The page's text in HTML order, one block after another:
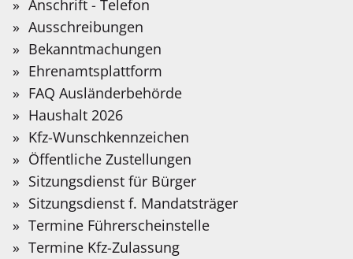
Abed Al Aal
Meldung
vom:
13.05.2026
Benachrichtigung des Kreises Coesfeld über
die Anordnung einer öffentlichen Zustellung
gem. § 10 LZG NRW an Herrn Dib Abed Al Aal
Ein Dokument des Kreises Coesfeld vom
13.05.2026, Aktenzeichen 133 60 50/99823, ist
zuzustellen an Herrn Dib Abed Al Aal , zuletzt
Auf der folgenden Seite stellen wir Informationen
in Deutscher Gebärdensprache bereit, die mit
Hilfe Künstlicher Intelligenz übersetzt wurden.
Gebärdensprache
Sie?
Bitte
Suchbegriff
eingeben.
Anschrift - Telefon
Ausschreibungen
Bekanntmachungen
Ehrenamtsplattform
FAQ Ausländerbehörde
Haushalt 2026
Kfz-Wunschkennzeichen
Öffentliche Zustellungen
Sitzungsdienst für Bürger
Sitzungsdienst f. Mandatsträger
Termine Führerscheinstelle
Termine Kfz-Zulassung